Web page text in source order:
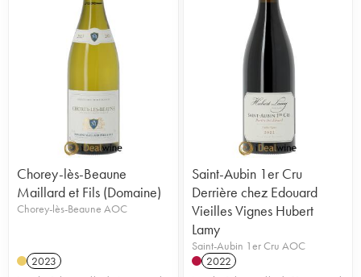
Chorey-lès-Beaune
Maillard et Fils (Domaine)
Chorey-lès-Beaune AOC
2023
Saint-Aubin 1er Cru
Derrière chez Edouard
Vieilles Vignes Hubert
Lamy
Saint-Aubin 1er Cru AOC
2022